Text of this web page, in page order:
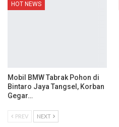
HOT NEWS
Mobil BMW Tabrak Pohon di
Bintaro Jaya Tangsel, Korban
Gegar…
PREV NEXT